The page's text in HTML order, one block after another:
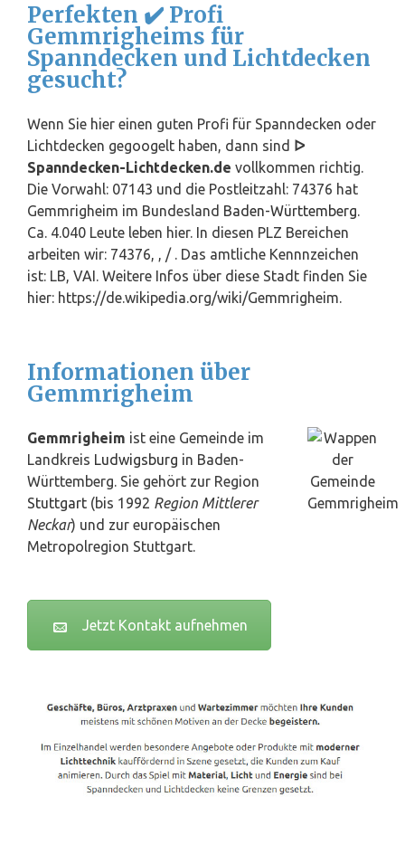
Perfekten ✔️ Profi
Gemmrigheims für
Spanndecken und Lichtdecken
gesucht?
Wenn Sie hier einen guten Profi für Spanndecken oder
Lichtdecken gegoogelt haben, dann sind ᐅ
Spanndecken-Lichtdecken.de vollkommen richtig.
Die Vorwahl: 07143 und die Postleitzahl: 74376 hat
Gemmrigheim im Bundesland Baden-Württemberg.
Ca. 4.040 Leute leben hier. In diesen PLZ Bereichen
arbeiten wir: 74376, , / . Das amtliche Kennnzeichen
ist: LB, VAI. Weitere Infos über diese Stadt finden Sie
hier: https://de.wikipedia.org/wiki/Gemmrigheim.
Informationen über
Gemmrigheim
Gemmrigheim ist eine Gemeinde im
Landkreis Ludwigsburg in Baden-
Württemberg. Sie gehört zur Region
Stuttgart (bis 1992 Region Mittlerer
Neckar) und zur europäischen
Metropolregion Stuttgart.
Jetzt Kontakt aufnehmen